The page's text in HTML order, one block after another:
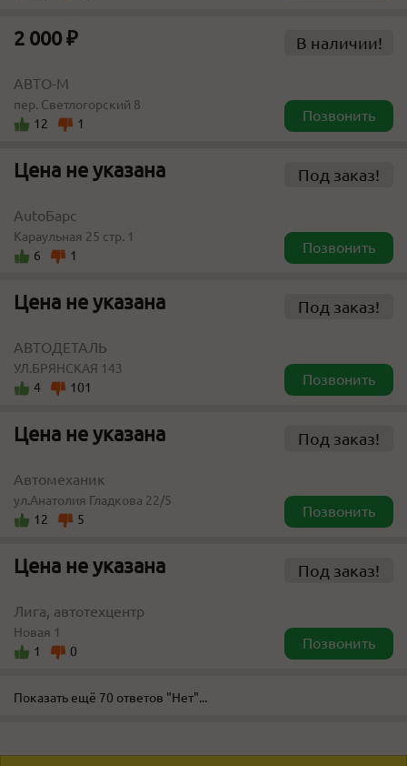
2 000 ₽ В наличии!
АВТО-М
пер. Светлогорский 8
12
1 Позвонить
Цена не указана Под заказ!
AutoБарс
Караульная 25 стр. 1
6
1 Позвонить
Цена не указана Под заказ!
АВТОДЕТАЛЬ
УЛ.БРЯНСКАЯ 143
4
101 Позвонить
Цена не указана Под заказ!
Автомеханик
ул.Анатолия Гладкова 22/5
12
5 Позвонить
Цена не указана Под заказ!
Лига, автотехцентр
Новая 1
1
0 Позвонить
Показать ещё 70 ответов "Нет"...